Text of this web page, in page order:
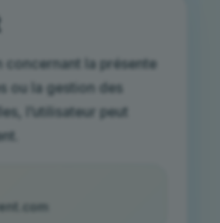
concernant la présente
ou la gestion des
l’utilisateur peut